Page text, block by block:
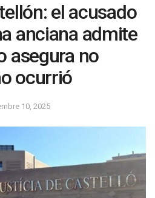
el acusado
anciana admite
asegura no
ocurrió
10, 2025